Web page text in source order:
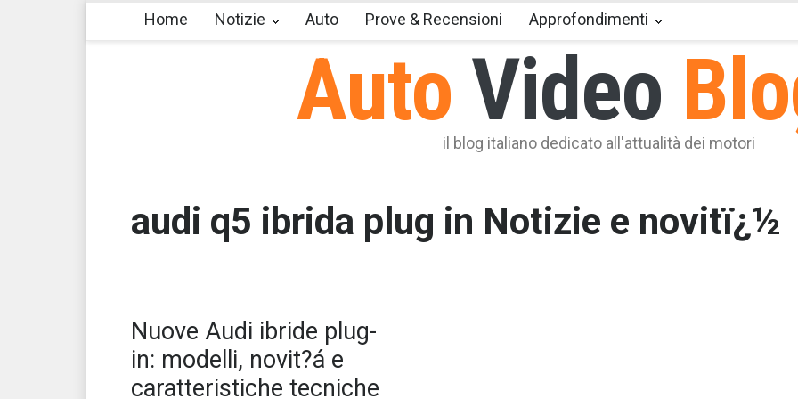
Auto Video
il blog italiano dedicato all'attualità dei motori
Home Notizie Auto Prove & Recensioni Approfondimenti
audi q5 ibrida plug in Notizie e novitï¿½
Nuove Audi ibride plug-
in: modelli, novit?á e
caratteristiche tecniche